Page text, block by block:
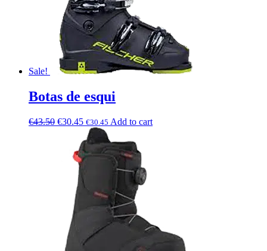
Sale!
Botas de esqui
€43.50 €30.45 €30.45 Add to cart